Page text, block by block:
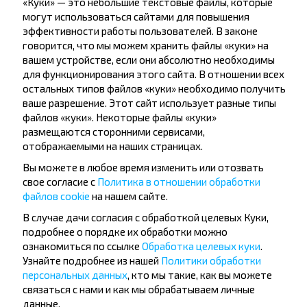
Пт, 14.08
04:50 Островец ОСТРОВЕЦ АВ, г. Островец, ул. Энергетиков, 4
0ч 23 мин
Пт, 14.08
05:13 Ошмяны ОШМЯНЫ АС, г. Ошмяны, ул. Советская, 123
ИП АНИМУЦКИЙ Е.А.
36.41 BYN
Пт, 14.08
06:35 Островец ОСТРОВЕЦ АВ, г. Островец, ул. Энергетиков, 4
ч
Пт, 14.08
07:31 Ошмяны ОШМЯНЫ АС, г. Ошмяны, ул. Советская, 123
могут использоваться сайтами для повышения
эффективности работы пользователей. В законе
говорится, что мы можем хранить файлы «куки» на
вашем устройстве, если они абсолютно необходимы
для функционирования этого сайта. В отношении всех
остальных типов файлов «куки» необходимо получить
ваше разрешение. Этот сайт использует разные типы
файлов «куки». Некоторые файлы «куки»
размещаются сторонними сервисами,
отображаемыми на наших страницах.
Вы можете в любое время изменить или отозвать
свое согласие с Политика в отношении обработки
файлов cookie на нашем сайте.
В случае дачи согласия с обработкой целевых Куки,
подробнее о порядке их обработки можно
ознакомиться по ссылке Обработка целевых куки
Узнайте подробнее из нашей Политики обработки
персональных данных , кто мы такие, как вы можете
связаться с нами и как мы обрабатываем личные
данные.